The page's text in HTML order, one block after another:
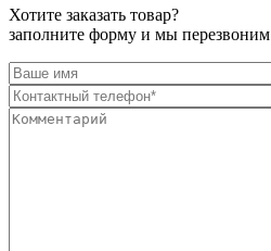
Хотите заказать товар?
заполните форму и мы перезвоним